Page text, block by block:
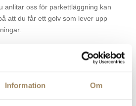
Information Om
anlitar oss för parkettläggning kan
att du får ett golv som lever upp
eller
själv?
själv, men har man
parkettläggning är risken stor att